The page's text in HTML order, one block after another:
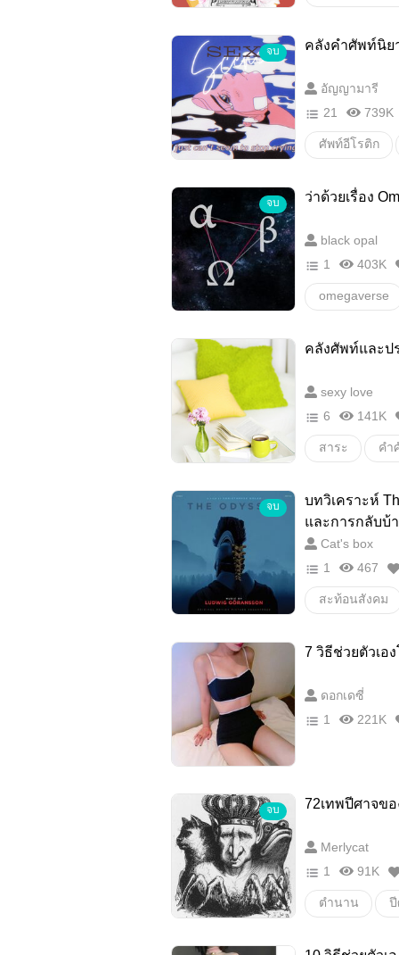
คำไว้แต่งนิยาย
คำศัพท์นิยาย
บทบรรยาย
นิยายจีนโบรา
จบ คลังคำศัพท์นิย
อัญญามารี
21
739K
ศัพท์อีโรติก
จบ ว่าด้วยเรื่อง
black opal
1
403K
omegaverse
คลังศัพท์และป
sexy love
6
141K
สาระ คำ
จบ
บทวิเคราะห์
และการกลับบ้
Cat's box
1
467
สะท้อนสังคม
บทความ
7 วิธีช่วยตัวเอ
ดอกเดซี่
1
221K
จบ 72เทพปีศาจข
Merlycat
1
91K
ตำนาน ปี